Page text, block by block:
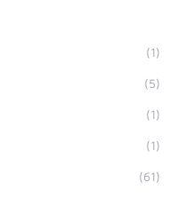
(1)
(5)
(1)
(1)
(61)